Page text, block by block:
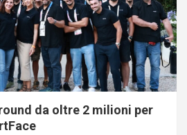
da oltre 2 milioni per